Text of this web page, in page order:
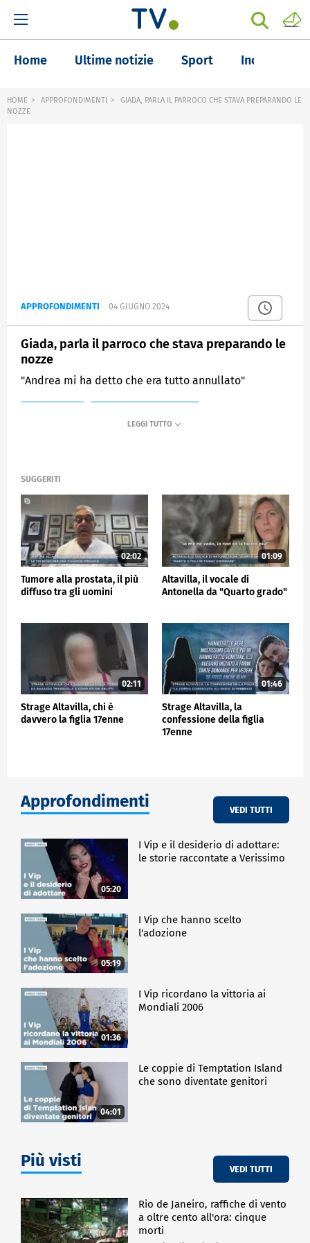
Home Ultime notizie Sport Inchieste
HOME APPROFONDIMENTI
GIADA, PARLA IL PARROCO CHE STAVA PREPARANDO LE
NOZZE
APPROFONDIMENTI 04 GIUGNO 2024
Giada, parla il parroco che stava preparando le
nozze
"Andrea mi ha detto che era tutto annullato"
SUGGERITI
02:02
Tumore alla prostata, il più
diffuso tra gli uomini
01:09
Altavilla, il vocale di
Antonella da "Quarto grado"
02:11
Strage Altavilla, chi è
davvero la figlia 17enne
01:46
Strage Altavilla, la
confessione della figlia
17enne
Approfondimenti VEDI TUTTI
05:20
I Vip e il desiderio di adottare:
le storie raccontate a Verissimo
05:19
I Vip che hanno scelto
l'adozione
01:36
I Vip ricordano la vittoria ai
Mondiali 2006
04:01
Le coppie di Temptation Island
che sono diventate genitori
Più visti VEDI TUTTI
Rio de Janeiro, raffiche di vento
a oltre cento all'ora: cinque
morti